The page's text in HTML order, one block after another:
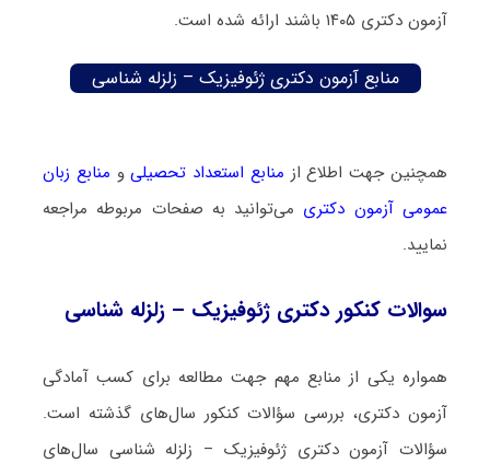
آزمون دکتری ۱۴۰۵ باشند ارائه شده است.
منابع آزمون دکتری ژئوفیزیک – زلزله شناسی
همچنین جهت اطلاع از منابع استعداد تحصیلیو منابع زبان
عمومی آزمون دکتری می‌توانید به صفحات مربوطه مراجعه
نمایید.
سوالات کنکور دکتری ژئوفیزیک – زلزله شناسی
همواره یکی از منابع مهم جهت مطالعه برای کسب آمادگی
آزمون دکتری، بررسی سؤالات کنکور سال‌های گذشته است.
سؤالات آزمون دکتری ژئوفیزیک – زلزله شناسی سال‌های